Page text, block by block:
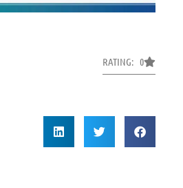
RATING: 0